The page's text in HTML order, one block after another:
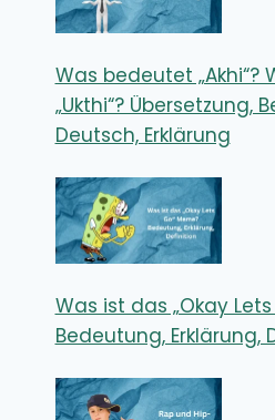
Was bedeutet „Akhi“?
„Ukthi“? Übersetzung,
Deutsch, Erklärung
Was ist das „Okay
Bedeutung, Erklärung,